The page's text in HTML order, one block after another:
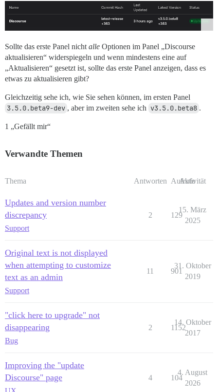
Sollte das erste Panel nicht alle Optionen im Panel „Discourse
aktualisieren“ widerspiegeln und wenn mindestens eine auf
„Aktualisieren“ gesetzt ist, sollte das erste Panel anzeigen, dass es
etwas zu aktualisieren gibt?
Gleichzeitig sehe ich, wie Sie sehen können, im ersten Panel
3.5.0.beta9-dev , aber im zweiten sehe ich v3.5.0.beta8 .
1 „Gefällt mir“
Verwandte Themen
Thema Antworten Aufrufe
Aktivität
Updates and version number
discrepancy
Support
2 129
15. März
2025
Original text is not displayed
when attempting to customize
text as an admin
Support
11 901
31. Oktober
2019
"click here to upgrade" not
disappearing
Bug
2 1152
14. Oktober
2017
Improving the "update
Discourse" page
4 104
4. August
2026